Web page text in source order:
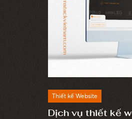
Thiết kế Website
Dịch vụ thiết kế